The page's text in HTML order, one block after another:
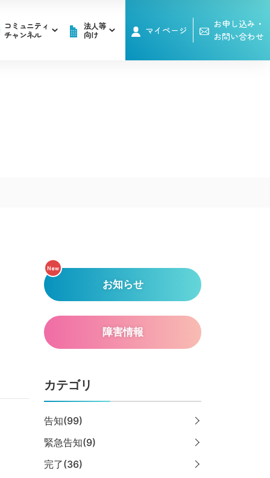
コミュニティ
チャンネル
法人等
向け マイページ
お申し込み・
お問い合わせ
お知らせ
New
障害情報
カテゴリ
告知(99)
緊急告知(9)
完了(36)